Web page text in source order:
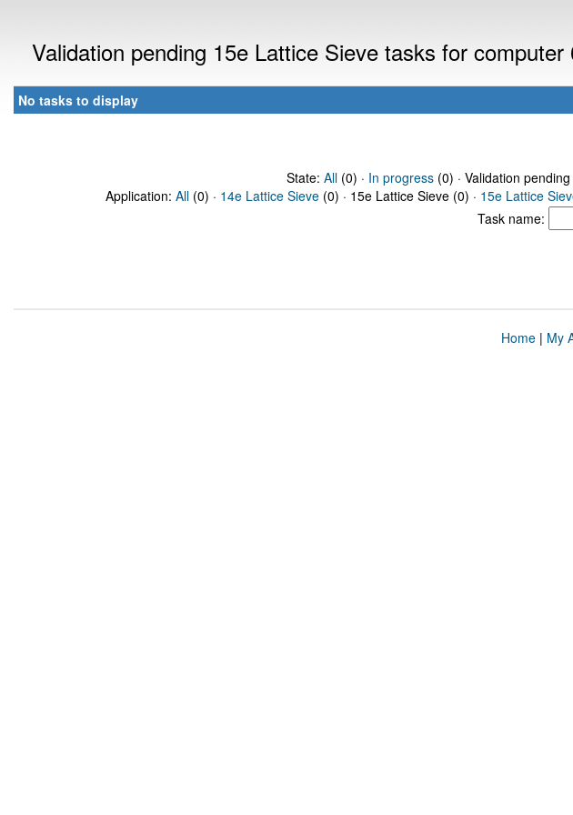
Validation pending 15e Lattice Sieve tasks for computer
No tasks to display
State: All(0) · In progress(0) · Validation pending
Application: All (0) · 14e Lattice Sieve (0) · 15e Lattice Sieve (0) · 15e Lattice
Task name:
Home| My